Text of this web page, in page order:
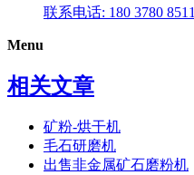
联系电话: 180 3780 8511
Menu
相关文章
矿粉-烘干机
毛石研磨机
出售非金属矿石磨粉机